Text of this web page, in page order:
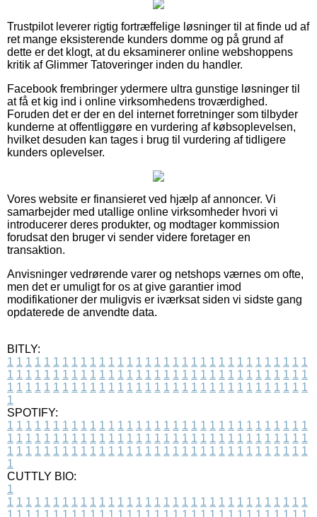
Trustpilot leverer rigtig fortræffelige løsninger til at finde ud af
ret mange eksisterende kunders domme og på grund af
dette er det klogt, at du eksaminerer online webshoppens
kritik af Glimmer Tatoveringer inden du handler.
Facebook frembringer ydermere ultra gunstige løsninger til
at få et kig ind i online virksomhedens troværdighed.
Foruden det er der en del internet forretninger som tilbyder
kunderne at offentliggøre en vurdering af købsoplevelsen,
hvilket desuden kan tages i brug til vurdering af tidligere
kunders oplevelser.
Vores website er finansieret ved hjælp af annoncer. Vi
samarbejder med utallige online virksomheder hvori vi
introducerer deres produkter, og modtager kommission
forudsat den bruger vi sender videre foretager en
transaktion.
Anvisninger vedrørende varer og netshops værnes om ofte,
men det er umuligt for os at give garantier imod
modifikationer der muligvis er iværksat siden vi sidste gang
opdaterede de anvendte data.
BITLY:
1 1 1 1 1 1 1 1 1 1 1 1 1 1 1 1 1 1 1 1 1 1 1 1 1 1 1 1 1 1 1 1 1
1 1 1 1 1 1 1 1 1 1 1 1 1 1 1 1 1 1 1 1 1 1 1 1 1 1 1 1 1 1 1 1 1
1 1 1 1 1 1 1 1 1 1 1 1 1 1 1 1 1 1 1 1 1 1 1 1 1 1 1 1 1 1 1 1 1
1
SPOTIFY:
1 1 1 1 1 1 1 1 1 1 1 1 1 1 1 1 1 1 1 1 1 1 1 1 1 1 1 1 1 1 1 1 1
1 1 1 1 1 1 1 1 1 1 1 1 1 1 1 1 1 1 1 1 1 1 1 1 1 1 1 1 1 1 1 1 1
1 1 1 1 1 1 1 1 1 1 1 1 1 1 1 1 1 1 1 1 1 1 1 1 1 1 1 1 1 1 1 1 1
1
CUTTLY BIO:
1
1 1 1 1 1 1 1 1 1 1 1 1 1 1 1 1 1 1 1 1 1 1 1 1 1 1 1 1 1 1 1 1 1
1 1 1 1 1 1 1 1 1 1 1 1 1 1 1 1 1 1 1 1 1 1 1 1 1 1 1 1 1 1 1 1 1